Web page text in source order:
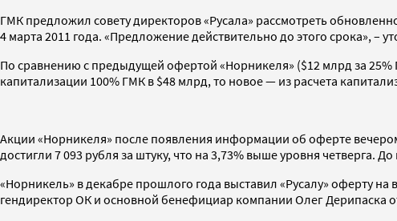
ГМК предложил совету директоров «Русала» рассмотреть
4 марта 2011 года. «Предложение действительно до этого срока», –
По сравнению с предыдущей офертой «Норникеля» ($12 млрд за
капитализации 100% ГМК в $48 млрд, то новое — из расчета
Акции «Норникеля» после появления информации об оферте
достигли 7 093 рубля за штуку, что на 3,73% выше уровня четверга.
«Норникель» в декабре прошлого года выставил «Русалу» оферту
гендиректор ОК и основной бенефициар компании Олег Дерипаска